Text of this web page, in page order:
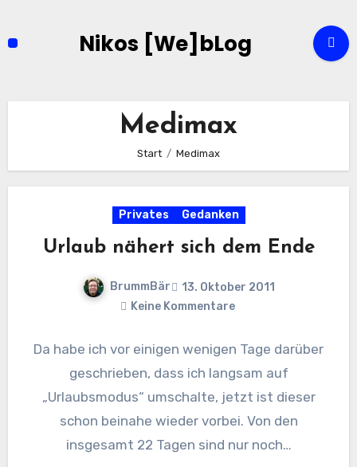
Nikos [We]bLog
Medimax
Start Medimax
Privates Gedanken
Urlaub nähert sich dem Ende
BrummBär
13. Oktober 2011
Keine Kommentare
Da habe ich vor einigen wenigen Tage darüber
geschrieben, dass ich langsam auf
„Urlaubsmodus“ umschalte, jetzt ist dieser
schon beinahe wieder vorbei. Von den
insgesamt 22 Tagen sind nur noch…